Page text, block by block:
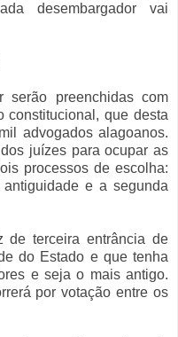
desembargador vai
serão preenchidas com
constitucional, que desta
advogados alagoanos.
juízes para ocupar as
processos de escolha:
e a segunda
de terceira entrância de
do Estado e que tenha
e seja o mais antigo.
por votação entre os